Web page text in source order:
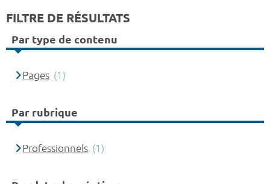
FILTRE DE RÉSULTATS
Par type de contenu
Pages (1)
Par rubrique
Professionnels (1)